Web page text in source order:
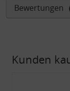
Bewertungen
Kunden